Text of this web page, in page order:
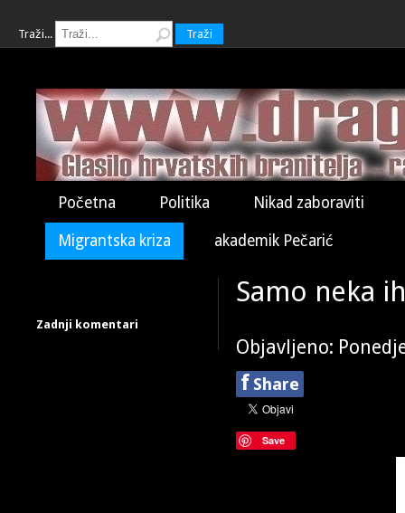
Traži... Traži
Početna Politika Nikad zaboraviti
Migrantska kriza akademik Pečarić
Zadnji komentari
Samo neka
Objavljeno:
f Share
Save